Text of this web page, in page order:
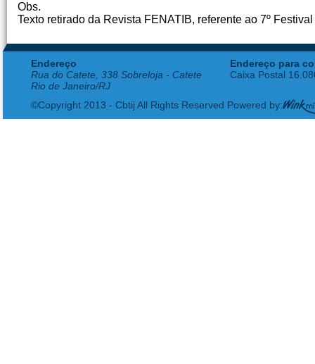
Obs.
Texto retirado da Revista FENATIB, referente ao 7º
Endereço
Rua do Catete, 338 Sobreloja - Catete
Rio de Janeiro/RJ
Endereço para
Caixa Postal
©Copyright 2013 - Cbtij All Rights Reserved Powered by: